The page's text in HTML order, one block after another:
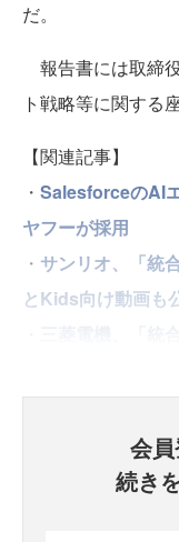
だ。
報告書には取締
ト戦略等に関する
【関連記事】
・ SalesforceのAI
ヤフーが採用
・ サンリオ、「統
とKids向け動画も
会
続き